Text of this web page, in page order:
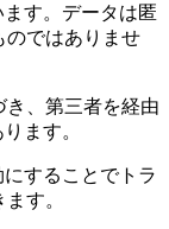
す。データは匿
のではありませ
き、第三者を経由
ます。
することでトラ
す。